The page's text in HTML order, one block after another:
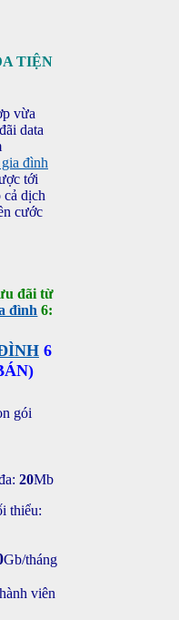
TIỆN
vừa
data
đình
tới
cả dịch
cước
đãi từ
đình 6:
6
gói
20Mb
thiểu:
Gb/tháng
viên